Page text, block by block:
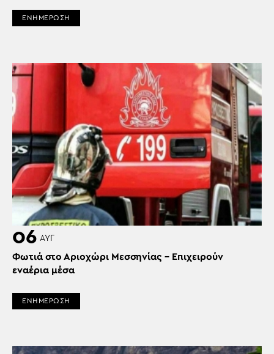
ΕΝΗΜΕΡΩΣΗ
06 ΑΥΓ
Φωτιά στο Αριοχώρι Μεσσηνίας – Επιχειρούν
εναέρια μέσα
ΕΝΗΜΕΡΩΣΗ